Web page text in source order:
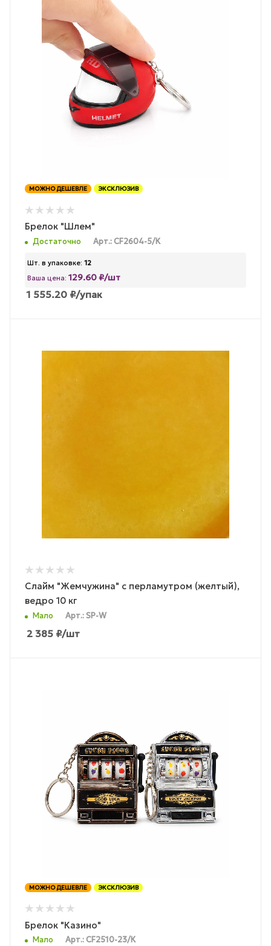
МОЖНО ДЕШЕВЛЕ ЭКСКЛЮЗИВ
Брелок "Шлем"
Достаточно Арт.: CF2604-5/К
Шт. в упаковке: 12
Ваша цена: 129.60 ₽/шт
1 555.20 ₽/упак
Слайм "Жемчужина" с перламутром (желтый),
ведро 10 кг
Мало Арт.: SP-W
2 385 ₽/шт
МОЖНО ДЕШЕВЛЕ ЭКСКЛЮЗИВ
Брелок "Казино"
Мало Арт.: CF2510-23/К